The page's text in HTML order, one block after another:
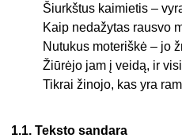
Šiurkštus kaimietis –
Kaip nedažytas rausvo
Nutukus moteriškė – jo
Žiūrėjo jam į veidą, ir visi
Tikrai žinojo, kas yra
1.1.Teksto sandara